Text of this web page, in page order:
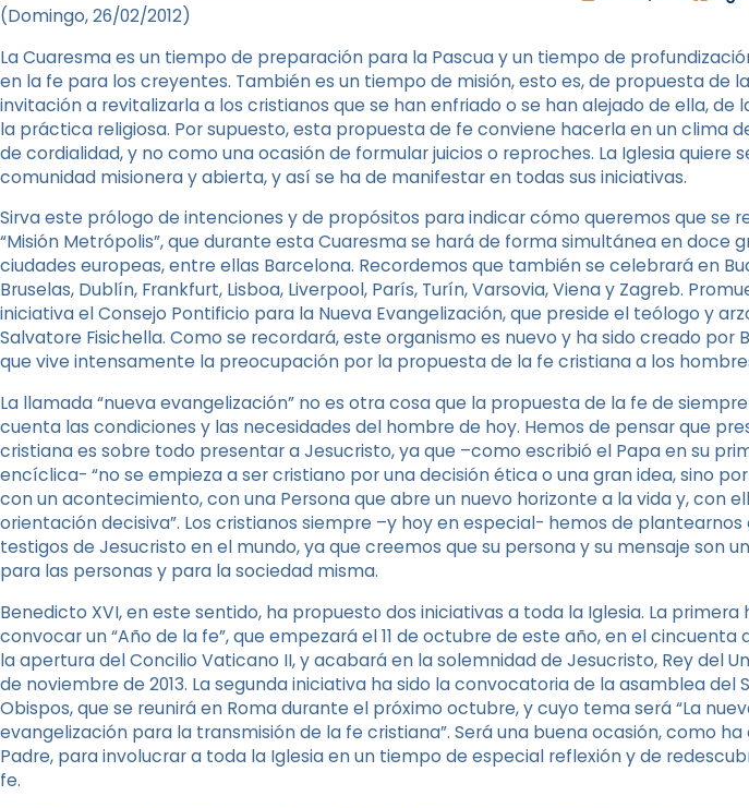
(Domingo, 26/02/2012)
La Cuaresma es un tiempo de preparación para la Pascua y un tiempo de
en la fe para los creyentes. También es un tiempo de misión, esto es, de propuesta de
invitación a revitalizarla a los cristianos que se han enfriado o se han alejado de ella, de
la práctica religiosa. Por supuesto, esta propuesta de fe conviene hacerla en un clima
de cordialidad, y no como una ocasión de formular juicios o reproches. La Iglesia quiere
comunidad misionera y abierta, y así se ha de manifestar en todas sus iniciativas.
Sirva este prólogo de intenciones y de propósitos para indicar cómo queremos que se
“Misión Metrópolis”, que durante esta Cuaresma se hará de forma simultánea en doce
ciudades europeas, entre ellas Barcelona. Recordemos que también se celebrará en
Bruselas, Dublín, Frankfurt, Lisboa, Liverpool, París, Turín, Varsovia, Viena y Zagreb.
iniciativa el Consejo Pontificio para la Nueva Evangelización, que preside el teólogo y
Salvatore Fisichella. Como se recordará, este organismo es nuevo y ha sido creado por
que vive intensamente la preocupación por la propuesta de la fe cristiana a los
La llamada “nueva evangelización” no es otra cosa que la propuesta de la fe de
cuenta las condiciones y las necesidades del hombre de hoy. Hemos de pensar que
cristiana es sobre todo presentar a Jesucristo, ya que –como escribió el Papa en su
encíclica- “no se empieza a ser cristiano por una decisión ética o una gran idea, sino
con un acontecimiento, con una Persona que abre un nuevo horizonte a la vida y, con
orientación decisiva”. Los cristianos siempre –y hoy en especial- hemos de
testigos de Jesucristo en el mundo, ya que creemos que su persona y su mensaje son
para las personas y para la sociedad misma.
Benedicto XVI, en este sentido, ha propuesto dos iniciativas a toda la Iglesia. La primera
convocar un “Año de la fe”, que empezará el 11 de octubre de este año, en el cincuenta
la apertura del Concilio Vaticano II, y acabará en la solemnidad de Jesucristo, Rey del
de noviembre de 2013. La segunda iniciativa ha sido la convocatoria de la asamblea del
Obispos, que se reunirá en Roma durante el próximo octubre, y cuyo tema será “La
evangelización para la transmisión de la fe cristiana”. Será una buena ocasión, como ha
Padre, para involucrar a toda la Iglesia en un tiempo de especial reflexión y de
fe.